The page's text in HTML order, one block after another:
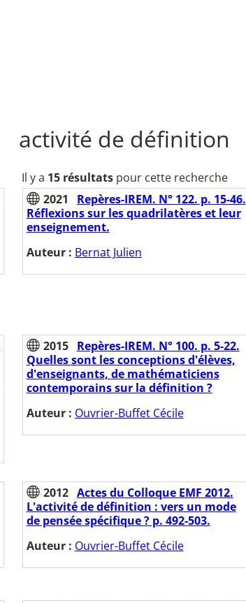
activité de définition
Il y a 15 résultatspour cette recherche
2021
Repères-IREM. N° 122. p. 15-46.
Réflexions sur les quadrilatères et leur
enseignement.
Auteur : Bernat Julien
2015
Repères-IREM. N° 100. p. 5-22.
Quelles sont les conceptions d'élèves,
d'enseignants, de mathématiciens
contemporains sur la définition ?
Auteur : Ouvrier-Buffet Cécile
2012 Actes du Colloque EMF 2012.
L'activité de définition : vers un mode
de pensée spécifique ? p. 492-503.
Auteur : Ouvrier-Buffet Cécile